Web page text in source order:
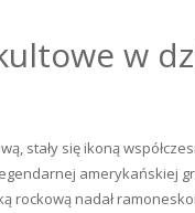
w
stały się ikoną
amerykańskiej
rockową nadał